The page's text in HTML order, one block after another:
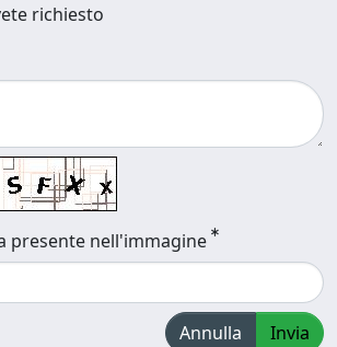
richiesto
presente nell'immagine
Annulla Invia